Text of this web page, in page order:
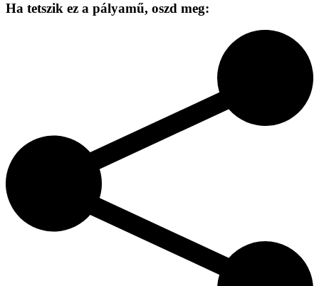
Ha tetszik ez a pályamű, oszd meg: